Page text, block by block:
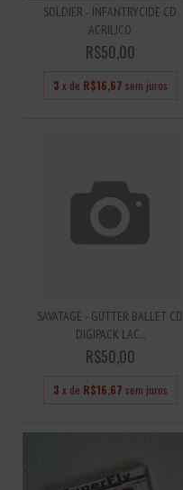
SOLDIER - INFANTRYCIDE CD
ACRILICO
R$50,00
3 x de R$16,67 sem juros
SAVATAGE - GUTTER BALLET CD
DIGIPACK LAC...
R$50,00
3 x de R$16,67 sem juros